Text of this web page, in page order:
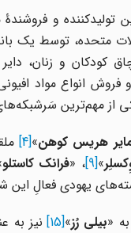
تولیدکننده و
متحده، توسط یک
کودکان و زنان،
انواع مواد افیونی
از مهم‌ترین
هریس کوهن»
[4]
»
[9] ، «فرانک کاستلو
یهودی فعالِ این
«بیلی رُز»
[15]
نیز به